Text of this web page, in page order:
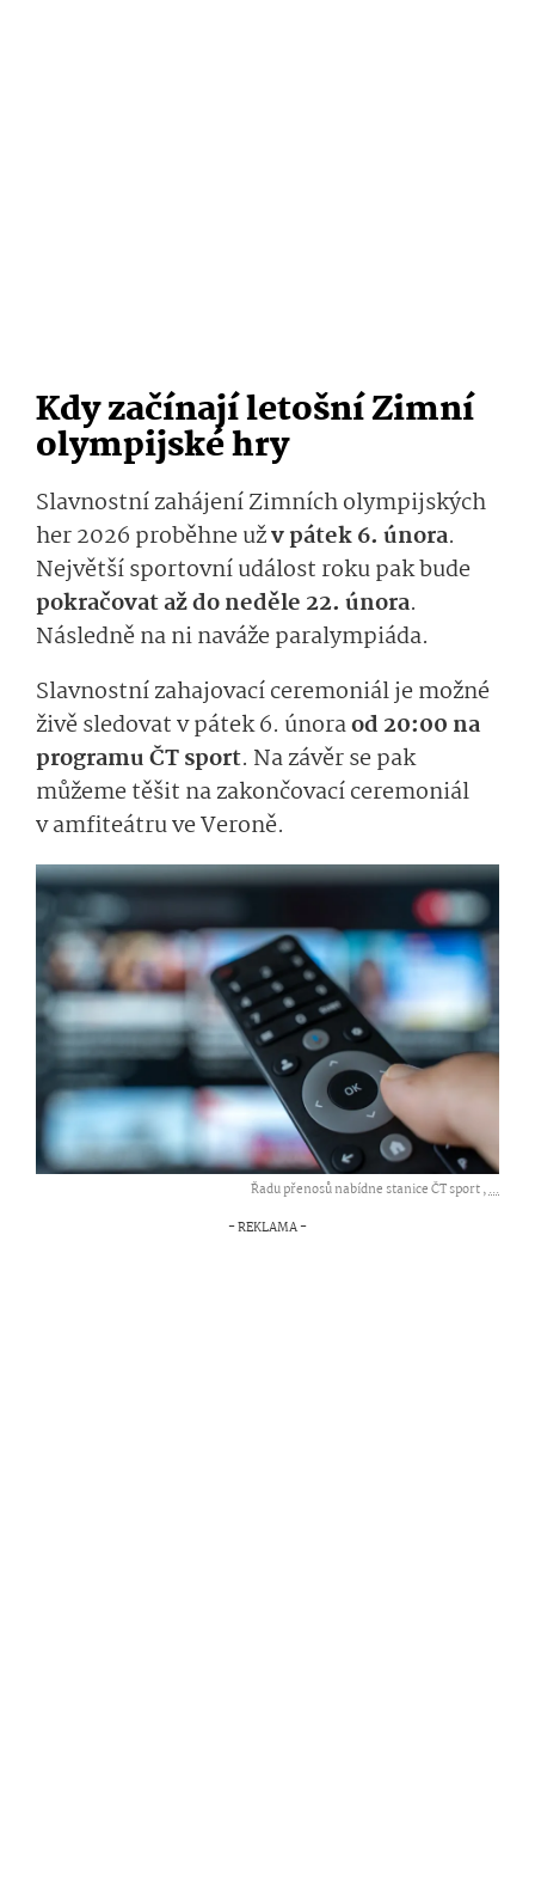
Kdy začínají letošní Zimní
olympijské hry
Slavnostní zahájení Zimních olympijských
her 2026 proběhne užv pátek 6. února.
Největší sportovní událost roku pak bude
pokračovat až do neděle 22. února.
Následně na ni naváže paralympiáda.
Slavnostní zahajovací ceremoniál je možné
živě sledovat v pátek 6. únoraod 20:00 na
programu ČT sport. Na závěr se pak
můžeme těšit na zakončovací ceremoniál
v amfiteátru ve Veroně.
Řadu přenosů nabídne stanice ČT sport ,...